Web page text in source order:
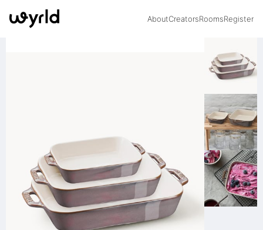
AboutCreatorsRoomsRegister